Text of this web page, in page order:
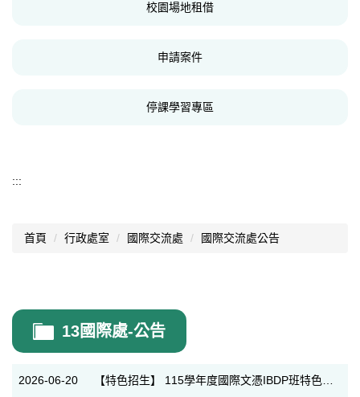
校園場地租借
申請案件
停課學習專區
:::
首頁 行政處室 國際交流處 國際交流處公告
13國際處-公告
2026-06-20 【特色招生】 115學年度國際文憑IBDP班特色招生試場分配表